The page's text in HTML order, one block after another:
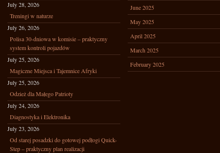
July 28, 2026
Treningi w naturze
July 26, 2026
Polisa 30-dniowa w komisie – praktyczny
system kontroli pojazdów
July 25, 2026
Magiczne Miejsca i Tajemnice Afryki
July 25, 2026
Odzież dla Małego Patrioty
July 24, 2026
Diagnostyka i Elektronika
July 23, 2026
Od starej posadzki do gotowej podłogi Quick-
Step – praktyczny plan realizacji
June 2025
May 2025
April 2025
March 2025
February 2025